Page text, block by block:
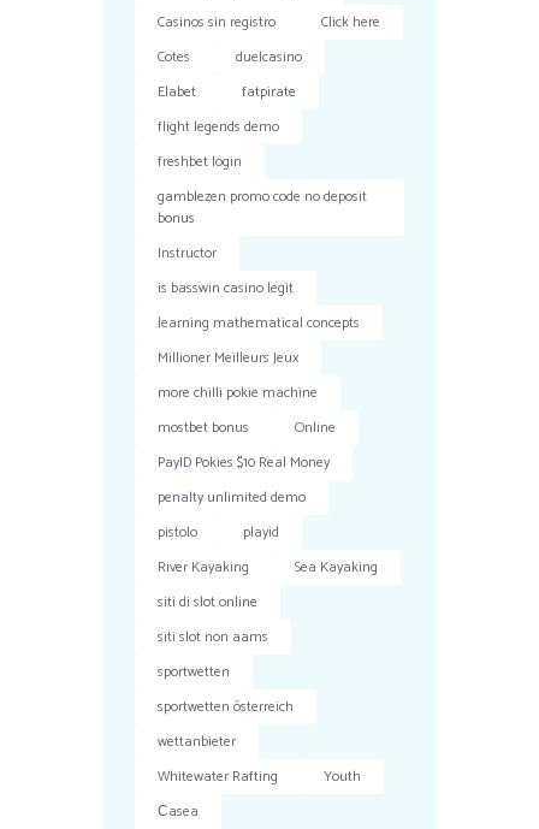
Casinos sin registro
Click here
Cotes
duelcasino
Elabet
fatpirate
flight legends demo
freshbet login
gamblezen promo code no deposit
bonus
Instructor
is basswin casino legit
learning mathematical concepts
Millioner Meilleurs Jeux
more chilli pokie machine
mostbet bonus
Online
PayID Pokies $10 Real Money
penalty unlimited demo
pistolo
playid
River Kayaking
Sea Kayaking
siti di slot online
siti slot non aams
sportwetten
sportwetten österreich
wettanbieter
Whitewater Rafting
Youth
Сasea